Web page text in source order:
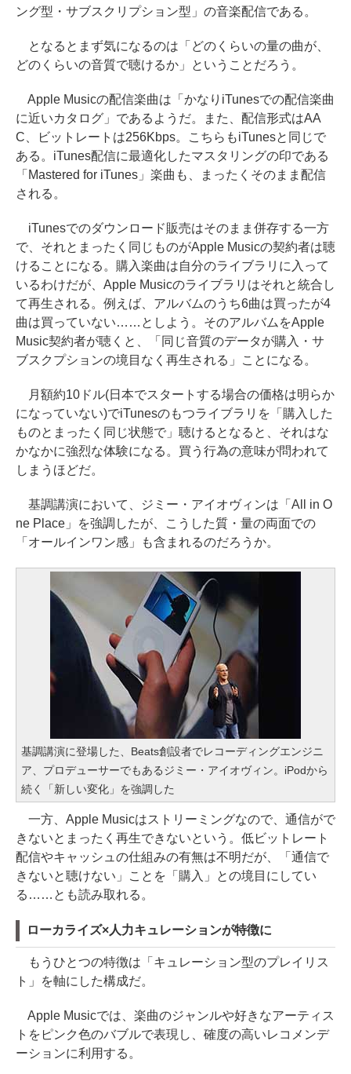
ング型・サブスクリプション型」の音楽配信である。
となるとまず気になるのは「どのくらいの量の曲が、
どのくらいの音質で聴けるか」ということだろう。
Apple Musicの配信楽曲は「かなりiTunesでの配信楽曲
に近いカタログ」であるようだ。また、配信形式はAA
C、ビットレートは256Kbps。こちらもiTunesと同じで
ある。iTunes配信に最適化したマスタリングの印である
「Mastered for iTunes」楽曲も、まったくそのまま配信
される。
iTunesでのダウンロード販売はそのまま併存する一方
で、それとまったく同じものがApple Musicの契約者は聴
けることになる。購入楽曲は自分のライブラリに入って
いるわけだが、Apple Musicのライブラリはそれと統合し
て再生される。例えば、アルバムのうち6曲は買ったが4
曲は買っていない……としよう。そのアルバムをApple
Music契約者が聴くと、「同じ音質のデータが購入・サ
ブスクプションの境目なく再生される」ことになる。
月額約10ドル(日本でスタートする場合の価格は明らか
になっていない)でiTunesのもつライブラリを「購入した
ものとまったく同じ状態で」聴けるとなると、それはな
かなかに強烈な体験になる。買う行為の意味が問われて
しまうほどだ。
基調講演において、ジミー・アイオヴィンは「All in O
ne Place」を強調したが、こうした質・量の両面での
「オールインワン感」も含まれるのだろうか。
基調講演に登場した、Beats創設者でレコーディングエンジニ
ア、プロデューサーでもあるジミー・アイオヴィン。iPodから
続く「新しい変化」を強調した
一方、Apple Musicはストリーミングなので、通信がで
きないとまったく再生できないという。低ビットレート
配信やキャッシュの仕組みの有無は不明だが、「通信で
きないと聴けない」ことを「購入」との境目にしてい
る……とも読み取れる。
ローカライズ×人力キュレーションが特徴に
もうひとつの特徴は「キュレーション型のプレイリス
ト」を軸にした構成だ。
Apple Musicでは、楽曲のジャンルや好きなアーティス
トをピンク色のバブルで表現し、確度の高いレコメンデ
ーションに利用する。